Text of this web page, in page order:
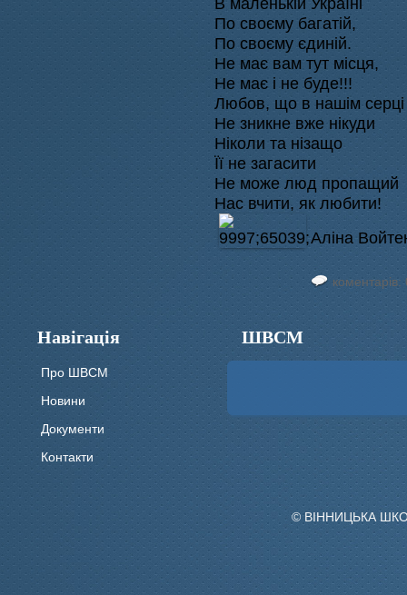
По своєму багатій,
По своєму єдиній.
Не має вам тут місця,
Не має і не буде!!!
Любов, що в нашім серці
Не зникне вже нікуди
Ніколи та нізащо
Її не загасити
Не може люд пропащий
Нас вчити, як любити!
Аліна
коментарів:
Навігація
Про ШВСМ
Новини
Документи
Контакти
ШВСМ
© ВІННИЦЬКА